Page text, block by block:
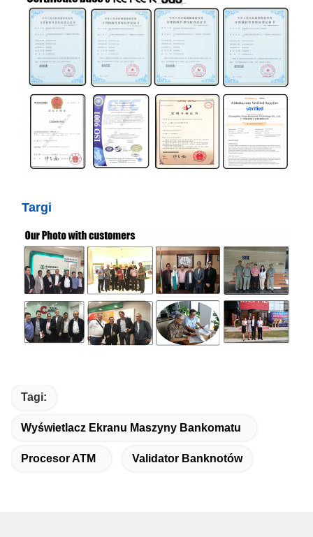
Targi
Tagi:
Wyświetlacz Ekranu Maszyny Bankomatu
Procesor ATM Validator Banknotów